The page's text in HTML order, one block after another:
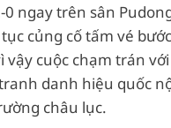
ngay trên sân
củng cố tấm vé
vậy cuộc chạm trán
danh hiệu quốc
châu lục.